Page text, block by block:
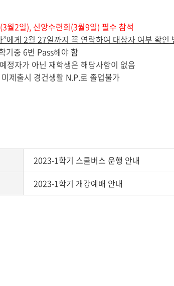
(3월2일), 신앙수련회(3월9일) 필수 참석
”에게 2월 27일까지 꼭 연락하여 대상자 여부 확인
기중 6번 Pass해야 함
정자가 아닌 재학생은 해당사항이 없음
제출시 경건생활 N.P.로 졸업불가
2023-1학기 스쿨버스 운행 안내
2023-1학기 개강예배 안내